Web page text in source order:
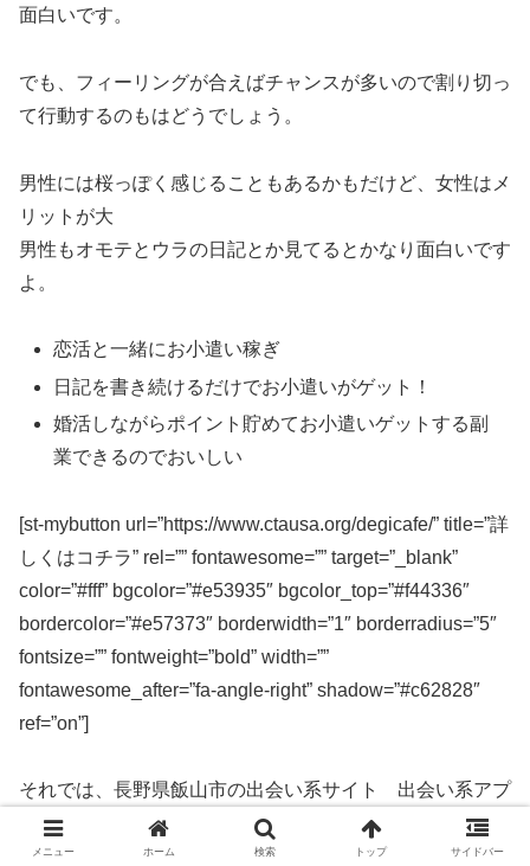
面白いです。
でも、フィーリングが合えばチャンスが多いので割り切っ
て行動するのもはどうでしょう。
男性には桜っぽく感じることもあるかもだけど、女性はメ
リットが大
男性もオモテとウラの日記とか見てるとかなり面白いです
よ。
恋活と一緒にお小遣い稼ぎ
日記を書き続けるだけでお小遣いがゲット！
婚活しながらポイント貯めてお小遣いゲットする副
業できるのでおいしい
[st-mybutton url=”https://www.ctausa.org/degicafe/” title=”詳
しくはコチラ” rel=”” fontawesome=”” target=”_blank”
color=”#fff” bgcolor=”#e53935″ bgcolor_top=”#f44336″
bordercolor=”#e57373″ borderwidth=”1″ borderradius=”5″
fontsize=”” fontweight=”bold” width=””
fontawesome_after=”fa-angle-right” shadow=”#c62828″
ref=”on”]
それでは、長野県飯山市の出会い系サイト 出会い系アプ
リを実際に使ってみた感想などを解説します。
メニュー ホーム 検索 トップ サイドバー